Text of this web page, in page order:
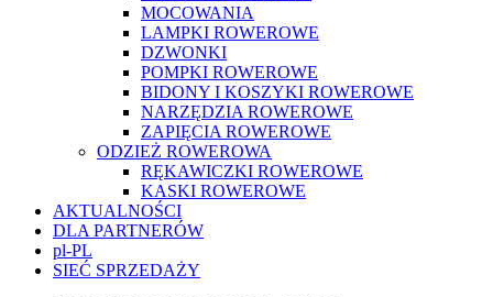
MOCOWANIA
LAMPKI ROWEROWE
DZWONKI
POMPKI ROWEROWE
BIDONY I KOSZYKI ROWEROWE
NARZĘDZIA ROWEROWE
ZAPIĘCIA ROWEROWE
ODZIEŻ ROWEROWA
RĘKAWICZKI ROWEROWE
KASKI ROWEROWE
AKTUALNOŚCI
DLA PARTNERÓW
pl-PL
SIEĆ SPRZEDAŻY